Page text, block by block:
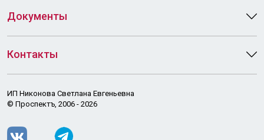
Документы
Контакты
ИП Никонова Светлана Евгеньевна
© Проспектъ, 2006 - 2026